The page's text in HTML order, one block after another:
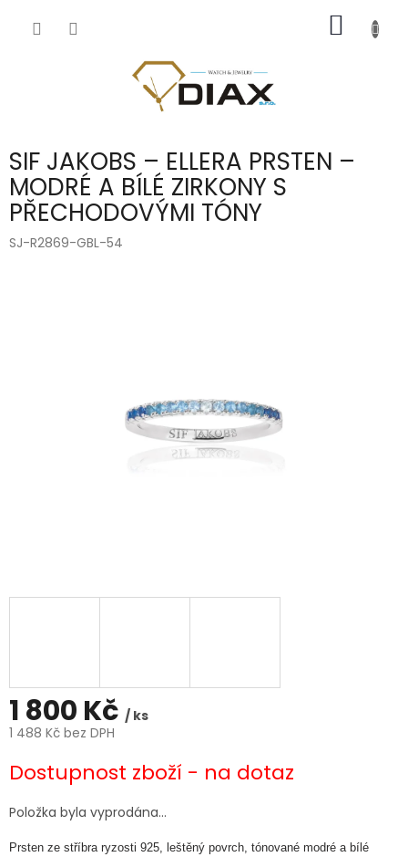
KOŠÍK
SIF JAKOBS – ELLERA PRSTEN –
MODRÉ A BÍLÉ ZIRKONY S
PŘECHODOVÝMI TÓNY
SJ-R2869-GBL-54
1 800 Kč / ks
1 488 Kč bez DPH
cena:
Dostupnost zboží - na dotaz
Položka byla vyprodána…
Prsten ze stříbra ryzosti 925, leštěný povrch, tónované modré a bílé